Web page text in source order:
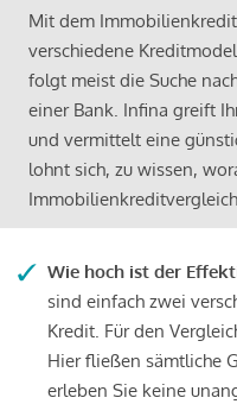
Mit dem
verschiedene
folgt meist die Suche
einer Bank. Infina greift
und vermittelt eine
lohnt sich, zu wissen,
Wie hoch ist der
sind einfach zwei
Kredit. Für den
Hier fließen sämtliche
erleben Sie keine